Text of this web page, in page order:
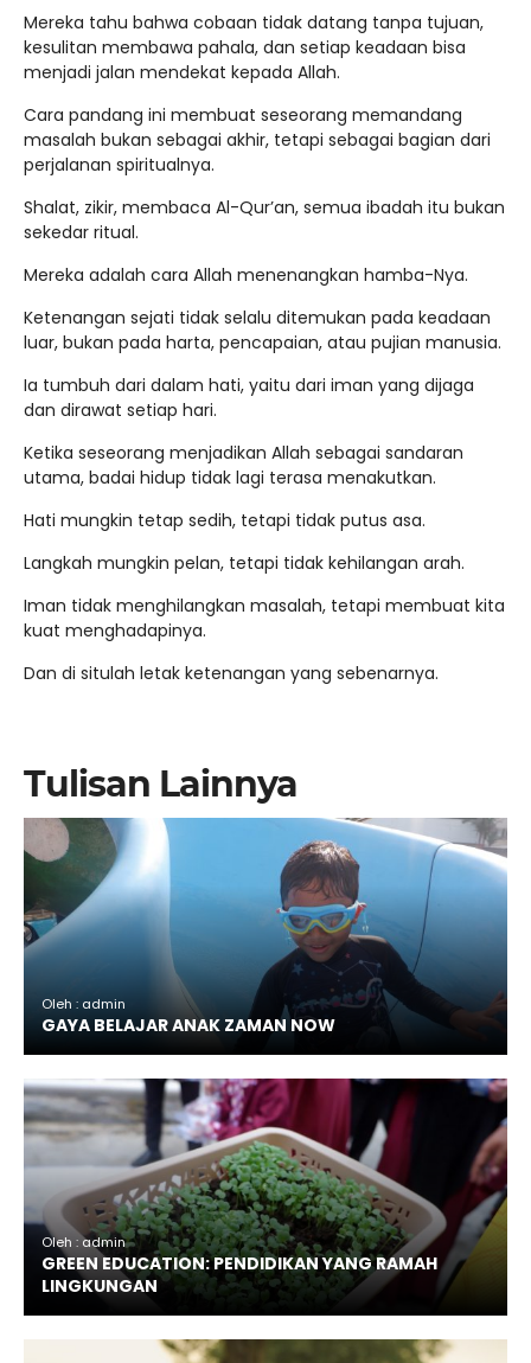
Mereka tahu bahwa cobaan tidak datang tanpa tujuan,
kesulitan membawa pahala, dan setiap keadaan bisa
menjadi jalan mendekat kepada Allah.
Cara pandang ini membuat seseorang memandang
masalah bukan sebagai akhir, tetapi sebagai bagian dari
perjalanan spiritualnya.
Shalat, zikir, membaca Al-Qur’an, semua ibadah itu bukan
sekedar ritual.
Mereka adalah cara Allah menenangkan hamba-Nya.
Ketenangan sejati tidak selalu ditemukan pada keadaan
luar, bukan pada harta, pencapaian, atau pujian manusia.
Ia tumbuh dari dalam hati, yaitu dari iman yang dijaga
dan dirawat setiap hari.
Ketika seseorang menjadikan Allah sebagai sandaran
utama, badai hidup tidak lagi terasa menakutkan.
Hati mungkin tetap sedih, tetapi tidak putus asa.
Langkah mungkin pelan, tetapi tidak kehilangan arah.
Iman tidak menghilangkan masalah, tetapi membuat kita
kuat menghadapinya.
Dan di situlah letak ketenangan yang sebenarnya.
Tulisan Lainnya
Oleh : admin
GAYA BELAJAR ANAK ZAMAN NOW
Oleh : admin
GREEN EDUCATION: PENDIDIKAN YANG RAMAH
LINGKUNGAN